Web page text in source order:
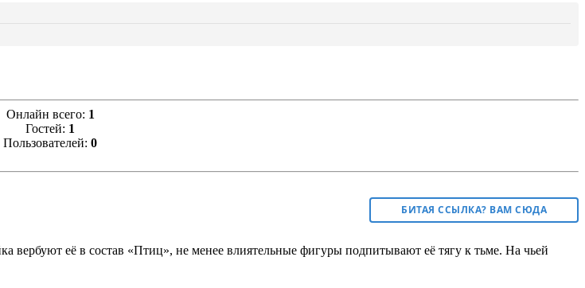
Онлайн всего: 1
Гостей: 1
Пользователей: 0
БИТАЯ ССЫЛКА? ВАМ СЮДА
вербуют её в состав «Птиц», не менее влиятельные фигуры подпитывают её тягу к тьме. На чьей